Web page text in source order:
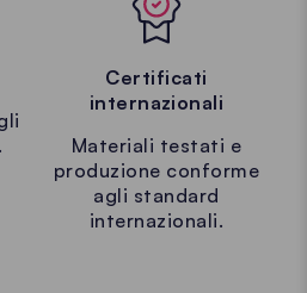
Certificati
internazionali
Materiali testati e
produzione conforme
agli standard
internazionali.